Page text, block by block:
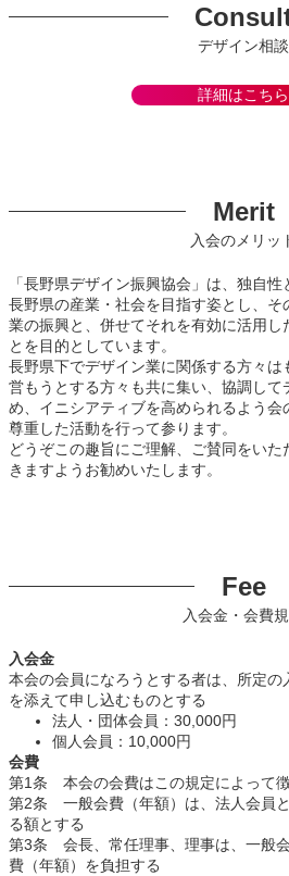
デザイン相談
詳細はこちら
Merit
入会のメリッ
「長野県デザイン振興協会」は、独自
長野県の産業・社会を目指す姿とし、そ
業の振興と、併せてそれを有効に活用し
とを目的としています。
長野県下でデザイン業に関係する方々は
営もうとする方々も共に集い、協調して
め、イニシアティブを高められるよう会
尊重した活動を行って参ります。
どうぞこの趣旨にご理解、ご賛同をい
きますようお勧めいたします。
Fee
入会金・会費
入会金
本会の会員になろうとする者は、所定の
を添えて申し込むものとする
法人・団体会員：30,000円
個人会員：10,000円
会費
第1条 本会の会費はこの規定によって
第2条 一般会費（年額）は、法人会員
る額とする
第3条 会長、常任理事、理事は、一般
費（年額）を負担する